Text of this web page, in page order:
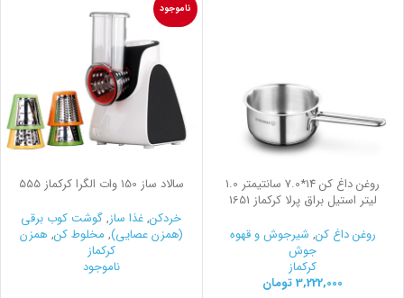
روغن داغ کن 14*7.0 سانتیمتر 1.0
لیتر استیل براق پرلا کرکماز 1651
روغن داغ کن, شیرجوش و قهوه
جوش
کرکماز
3,222,000 تومان
ناموجود
سالاد ساز 150 وات الگرا کرکماز 555
خردکن,غذا ساز,گوشت کوب برقی
(همزن عصایی), مخلوط کن, همزن
کرکماز
ناموجود